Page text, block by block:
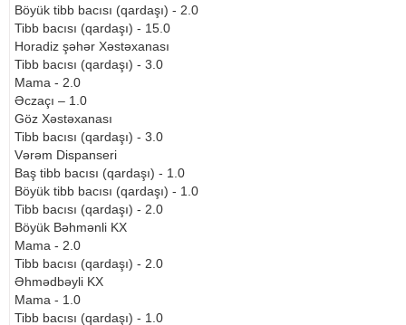
Böyük tibb bacısı (qardaşı) - 2.0
Tibb bacısı (qardaşı) - 15.0
Horadiz şəhər Xəstəxanası
Tibb bacısı (qardaşı) - 3.0
Mama - 2.0
Əczaçı – 1.0
Göz Xəstəxanası
Tibb bacısı (qardaşı) - 3.0
Vərəm Dispanseri
Baş tibb bacısı (qardaşı) - 1.0
Böyük tibb bacısı (qardaşı) - 1.0
Tibb bacısı (qardaşı) - 2.0
Böyük Bəhmənli KX
Mama - 2.0
Tibb bacısı (qardaşı) - 2.0
Əhmədbəyli KX
Mama - 1.0
Tibb bacısı (qardaşı) - 1.0